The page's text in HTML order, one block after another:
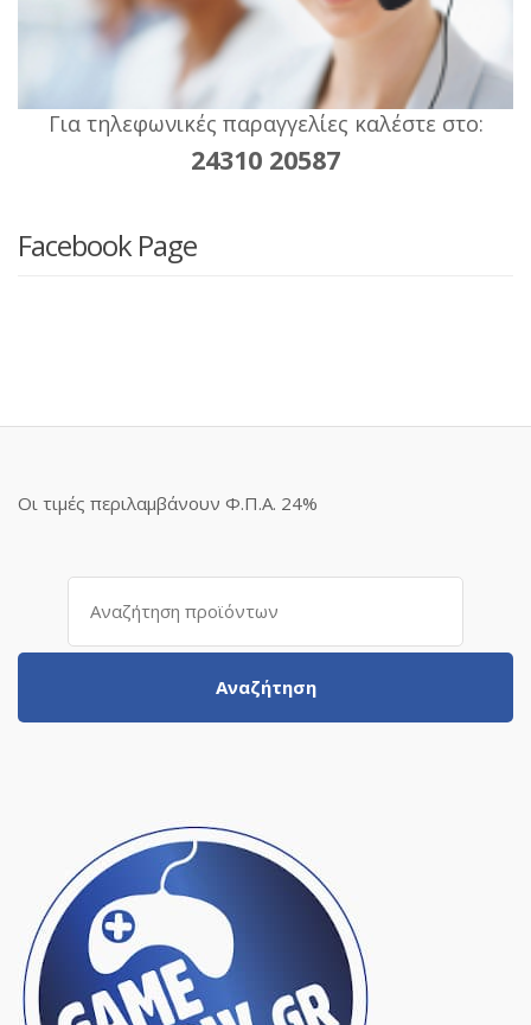
Για τηλεφωνικές παραγγελίες καλέστε στο:
24310 20587
Facebook Page
Οι τιμές περιλαμβάνουν Φ.Π.Α. 24%
Αναζήτηση
Αναζήτηση